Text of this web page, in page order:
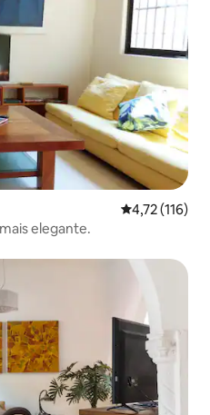
4,72 de uma
4,72 (116)
elegante.